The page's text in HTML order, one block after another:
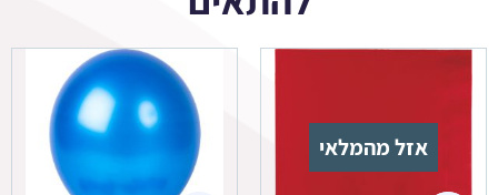
אזל מהמלאי